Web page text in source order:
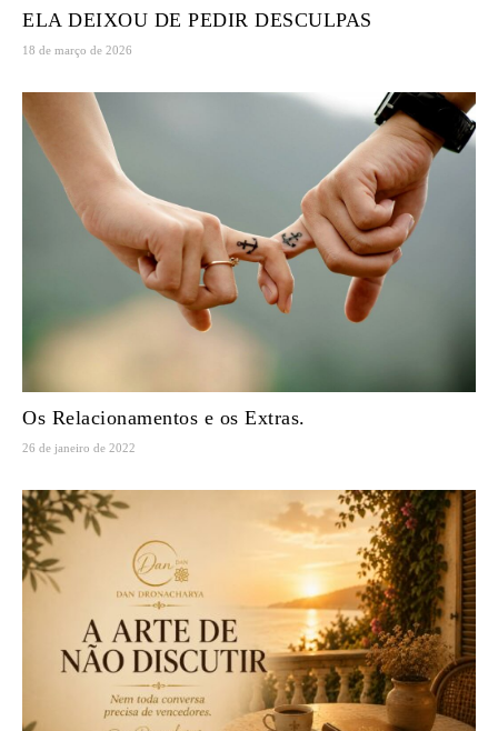
ELA DEIXOU DE PEDIR DESCULPAS
18 de março de 2026
Os Relacionamentos e os Extras.
26 de janeiro de 2022